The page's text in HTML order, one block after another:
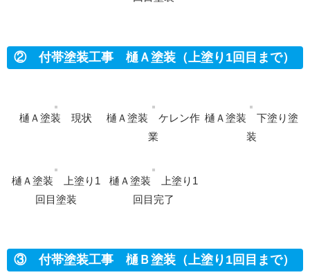
② 付帯塗装工事 樋Ａ塗装（上塗り1回目まで）
樋Ａ塗装 現状
樋Ａ塗装 ケレン作
業
樋Ａ塗装 下塗り塗
装
樋Ａ塗装 上塗り1
回目塗装
樋Ａ塗装 上塗り1
回目完了
③ 付帯塗装工事 樋Ｂ塗装（上塗り1回目まで）